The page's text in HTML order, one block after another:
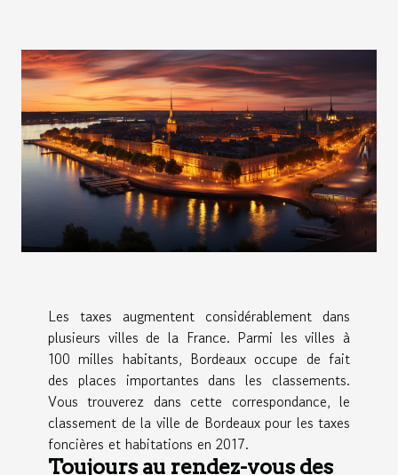
Les taxes augmentent considérablement dans
plusieurs villes de la France. Parmi les villes à
100 milles habitants, Bordeaux occupe de fait
des places importantes dans les classements.
Vous trouverez dans cette correspondance, le
classement de la ville de Bordeaux pour les taxes
foncières et habitations en 2017.
Toujours au rendez-vous des